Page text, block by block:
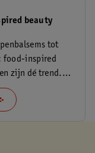
beauty
tot
food-inspired
zijn dé trend.